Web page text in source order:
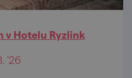
v Hotelu Ryzlink
'26